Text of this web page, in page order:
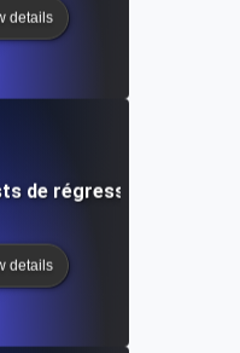
details
de régression de
details